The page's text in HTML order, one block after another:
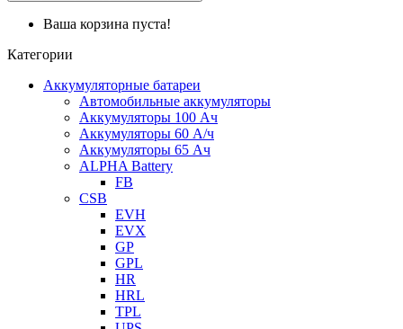
Ваша корзина пуста!
Категории
Аккумуляторные батареи
Автомобильные аккумуляторы
Аккумуляторы 100 Ач
Аккумуляторы 60 А/ч
Аккумуляторы 65 Ач
ALPHA Battery
FB
CSB
EVH
EVX
GP
GPL
HR
HRL
TPL